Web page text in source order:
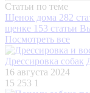
Статьи по теме
Щенок дома 282
щенке 153 статьи
Посмотреть все
Дрессировка собак
16 августа 2024
15 253 1